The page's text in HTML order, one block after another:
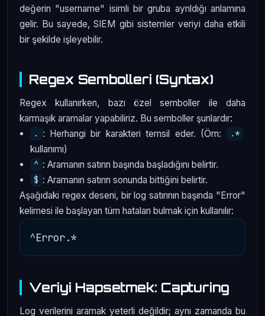
değerin "username" isimli bir gruba ayrıldığı anlamına
gelir. Bu sayede, SIEM gibi sistemler veriyi daha etkili
bir şekilde işleyebilir.
Regex Sembolleri (Syntax)
Regex kullanırken, bazı özel semboller ile daha
karmaşık aramalar yapabiliriz. Bu semboller şunlardır:
. : Herhangi bir karakteri temsil eder. (Örn: .*
kullanımı)
^ : Aramanın satırın başında başladığını belirtir.
$ : Aramanın satırın sonunda bittiğini belirtir.
Aşağıdaki regex deseni, bir log satırının başında "Error"
kelimesi ile başlayan tüm hataları bulmak için kullanılır:
Veriyi Hapsetmek: Capturing
Log verilerini aramak yeterli değildir; aynı zamanda bu